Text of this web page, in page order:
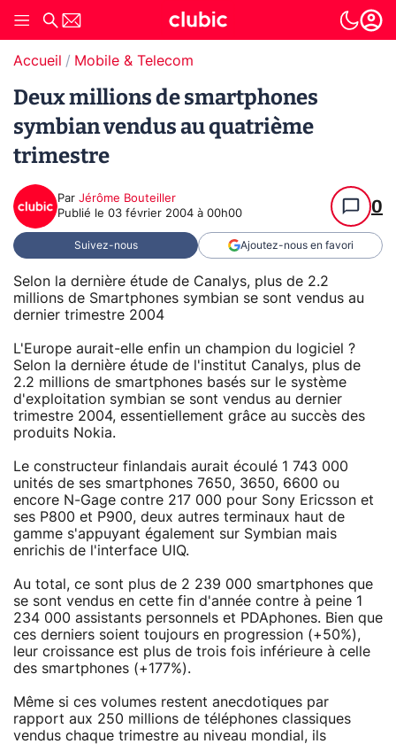
Accueil Mobile & Telecom
Deux millions de smartphones
symbian vendus au quatrième
trimestre
Par Jérôme Bouteiller
Publié le 03 février 2004 à 00h00 0
Suivez-nous Ajoutez-nous en favori
Selon la dernière étude de Canalys, plus de 2.2
millions de Smartphones symbian se sont vendus au
dernier trimestre 2004
L'Europe aurait-elle enfin un champion du logiciel ?
Selon la dernière étude de l'institut Canalys, plus de
2.2 millions de smartphones basés sur le système
d'exploitation symbian se sont vendus au dernier
trimestre 2004, essentiellement grâce au succès des
produits Nokia.
Le constructeur finlandais aurait écoulé 1 743 000
unités de ses smartphones 7650, 3650, 6600 ou
encore N-Gage contre 217 000 pour Sony Ericsson et
ses P800 et P900, deux autres terminaux haut de
gamme s'appuyant également sur Symbian mais
enrichis de l'interface UIQ.
Au total, ce sont plus de 2 239 000 smartphones que
se sont vendus en cette fin d'année contre à peine 1
234 000 assistants personnels et PDAphones. Bien que
ces derniers soient toujours en progression (+50%),
leur croissance est plus de trois fois inférieure à celle
des smartphones (+177%).
Même si ces volumes restent anecdotiques par
rapport aux 250 millions de téléphones classiques
vendus chaque trimestre au niveau mondial, ils